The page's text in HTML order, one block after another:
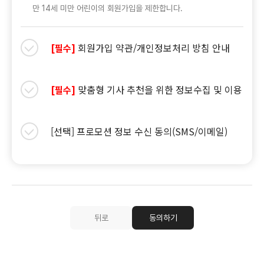
만 14세 미만 어린이의 회원가입을 제한합니다.
[필수] 회원가입 약관/개인정보처리 방침 안내
[필수] 맞춤형 기사 추천을 위한 정보수집 및 이용
[선택] 프로모션 정보 수신 동의(SMS/이메일)
뒤로